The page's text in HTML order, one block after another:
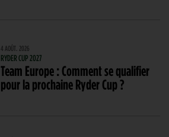
4 AOÛT. 2026
RYDER CUP 2027
Team Europe : Comment se qualifier
pour la prochaine Ryder Cup ?